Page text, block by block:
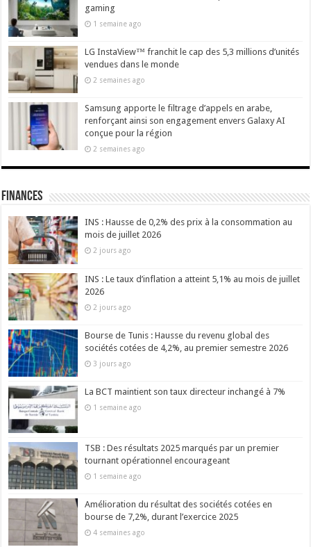
gaming
1 semaine ago
LG InstaView™ franchit le cap des 5,3 millions d’unités
vendues dans le monde
2 semaines ago
Samsung apporte le filtrage d’appels en arabe,
renforçant ainsi son engagement envers Galaxy AI
conçue pour la région
2 semaines ago
Finances
INS : Hausse de 0,2% des prix à la consommation au
mois de juillet 2026
2 jours ago
INS : Le taux d’inflation a atteint 5,1% au mois de juillet
2026
2 jours ago
Bourse de Tunis : Hausse du revenu global des
sociétés cotées de 4,2%, au premier semestre 2026
3 jours ago
La BCT maintient son taux directeur inchangé à 7%
1 semaine ago
TSB : Des résultats 2025 marqués par un premier
tournant opérationnel encourageant
1 semaine ago
Amélioration du résultat des sociétés cotées en
bourse de 7,2%, durant l’exercice 2025
4 semaines ago